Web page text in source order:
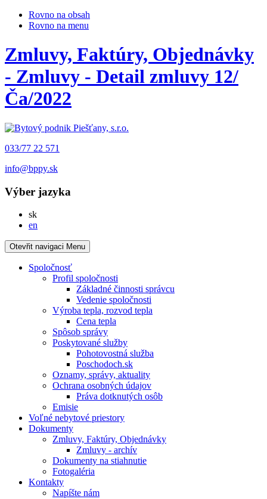
Rovno na obsah
Rovno na menu
Zmluvy, Faktúry, Objednávky
- Zmluvy - Detail zmluvy 12/
Ča/2022
033/77 22 571
info@bppy.sk
Výber jazyka
skSlovensky
en
Otevřit navigaci Menu
Spoločnosť
Profil spoločnosti
Základné činnosti správcu
Vedenie spoločnosti
Výroba tepla, rozvod tepla
Cena tepla
Spôsob správy
Poskytované služby
Pohotovostná služba
Poschodoch.sk
Oznamy, správy, aktuality
Ochrana osobných údajov
Práva dotknutých osôb
Emisie
Voľné nebytové priestory
Dokumenty
Zmluvy, Faktúry, Objednávky
Zmluvy - archív
Dokumenty na stiahnutie
Fotogaléria
Kontakty
Napíšte nám